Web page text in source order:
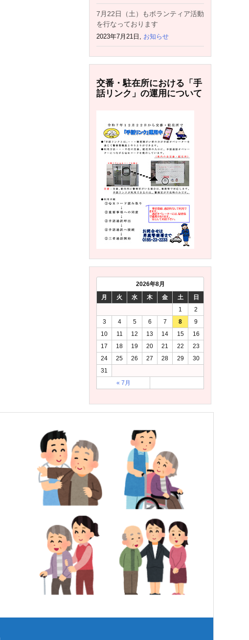
7月22日（土）もボランティア活動
を行なっております
2023年7月21日, お知らせ
交番・駐在所における「手
話リンク」の運用について
2026年8月
月
火 水 木 金 土
日
1
2
3
4 5 6 7 8
9
10
11 12 13 14 15
16
17
18 19 20 21 22
23
24
25 26 27 28 29
30
31
« 7月